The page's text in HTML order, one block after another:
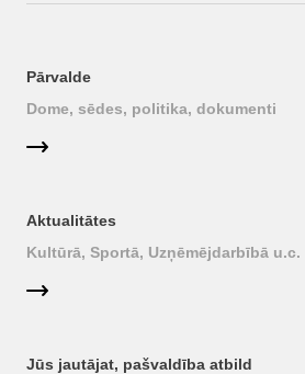
Pārvalde
Dome, sēdes, politika, dokumenti
Aktualitātes
Kultūrā, Sportā, Uzņēmējdarbībā u.c.
Jūs jautājat, pašvaldība atbild